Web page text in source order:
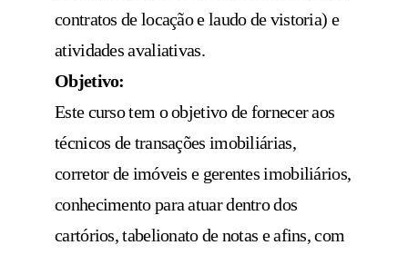
contratos de locação e laudo de vistoria) e
atividades avaliativas.
Objetivo:
Este curso tem o objetivo de fornecer aos
técnicos de transações imobiliárias,
corretor de imóveis e gerentes imobiliários,
conhecimento para atuar dentro dos
cartórios, tabelionato de notas e afins, com